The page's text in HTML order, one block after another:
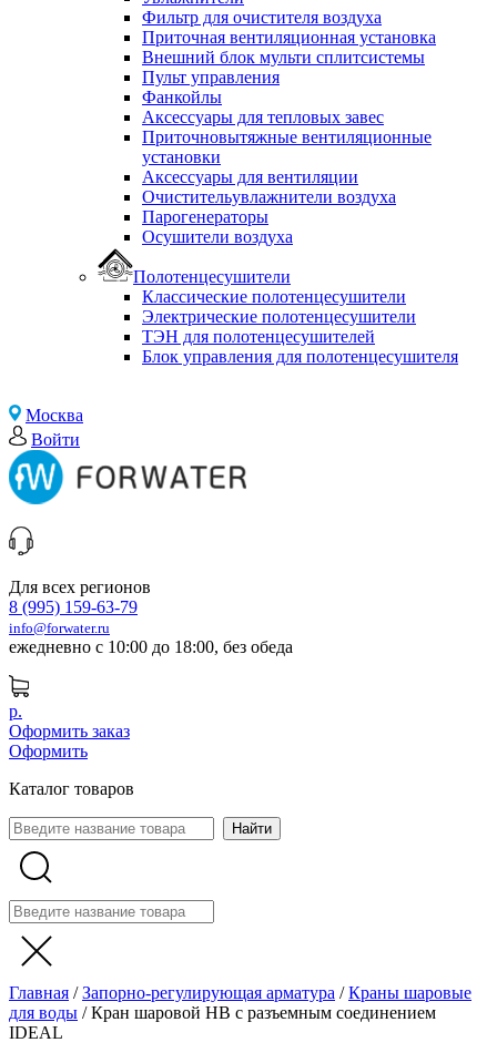
Фильтр для очистителя воздуха
Приточная вентиляционная установка
Внешний блок мульти сплитсистемы
Пульт управления
Фанкойлы
Аксессуары для тепловых завес
Приточновытяжные вентиляционные
установки
Аксессуары для вентиляции
Очистительувлажнители воздуха
Парогенераторы
Осушители воздуха
Полотенцесушители
Классические полотенцесушители
Электрические полотенцесушители
ТЭН для полотенцесушителей
Блок управления для полотенцесушителя
Москва
Войти
Для всех регионов
8 (995) 159-63-79
info@forwater.ru
ежедневно с 10:00 до 18:00, без обеда
р.
Оформить заказ
Оформить
Каталог товаров
Главная /Запорно-регулирующая арматура /Краны шаровые
для воды /Кран шаровой НВ с разъемным соединением
IDEAL